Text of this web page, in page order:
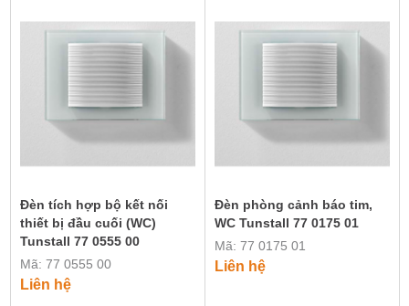
Đèn tích hợp bộ kết nối
thiết bị đầu cuối (WC)
Tunstall 77 0555 00
Mã: 77 0555 00
Liên hệ
Đèn phòng cảnh báo tim,
WC Tunstall 77 0175 01
Mã: 77 0175 01
Liên hệ